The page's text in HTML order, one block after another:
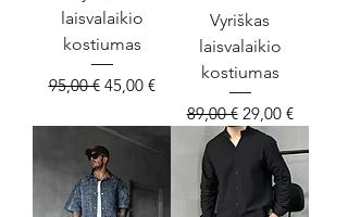
laisvalaikio
kostiumas
Įprastinė kaina
95,00 € Pardavimo kaina
45,00 €
Vyriškas
laisvalaikio
kostiumas
Įprastinė kaina
89,00 € Pardavimo
29,00 €